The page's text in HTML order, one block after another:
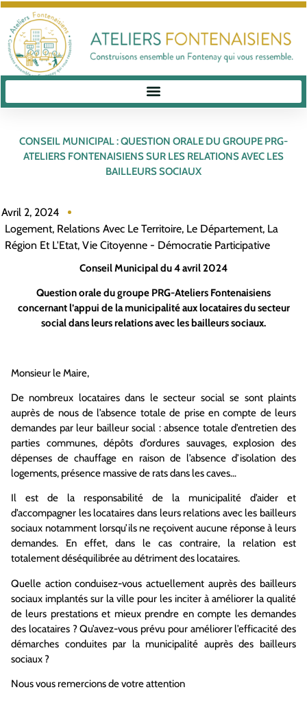
CONSEIL MUNICIPAL : QUESTION ORALE DU GROUPE PRG-
ATELIERS FONTENAISIENS SUR LES RELATIONS AVEC LES
BAILLEURS SOCIAUX
Avril 2, 2024
Logement, Relations Avec Le Territoire, Le Département, La
Région Et L'Etat, Vie Citoyenne - Démocratie Participative
Conseil Municipal du 4 avril 2024
Question orale du groupe PRG-Ateliers Fontenaisiens
concernant l’appui de la municipalité aux locataires du secteur
social dans leurs relations avec les bailleurs sociaux.
Monsieur le Maire,
De nombreux locataires dans le secteur social se sont plaints
auprès de nous de l’absence totale de prise en compte de leurs
demandes par leur bailleur social : absence totale d’entretien des
parties communes, dépôts d’ordures sauvages, explosion des
dépenses de chauffage en raison de l’absence d’isolation des
logements, présence massive de rats dans les caves…
Il est de la responsabilité de la municipalité d’aider et
d’accompagner les locataires dans leurs relations avec les bailleurs
sociaux notamment lorsqu’ils ne reçoivent aucune réponse à leurs
demandes. En effet, dans le cas contraire, la relation est
totalement déséquilibrée au détriment des locataires.
Quelle action conduisez-vous actuellement auprès des bailleurs
sociaux implantés sur la ville pour les inciter à améliorer la qualité
de leurs prestations et mieux prendre en compte les demandes
des locataires ? Qu’avez-vous prévu pour améliorer l’efficacité des
démarches conduites par la municipalité auprès des bailleurs
sociaux ?
Nous vous remercions de votre attention